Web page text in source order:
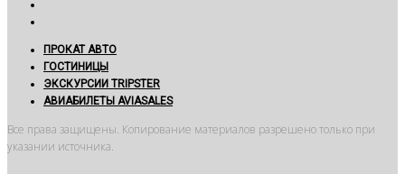
ПРОКАТ АВТО
ГОСТИНИЦЫ
ЭКСКУРСИИ TRIPSTER
АВИАБИЛЕТЫ AVIASALES
Все права защищены. Копирование материалов разрешено только при
указании источника.